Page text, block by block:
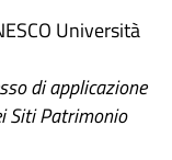
Università
di applicazione
Siti Patrimonio